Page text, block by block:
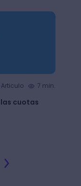
Articulo 7 min.
cuotas